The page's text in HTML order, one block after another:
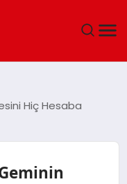
Hiç Hesaba